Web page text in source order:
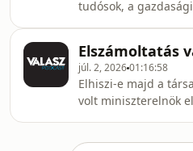
ezek a technológiák?
tudósok, a
mennyibe, ha nem?
Litkai Gergely
környezetgazdász,
Econometrics
igazgatója. A téma
cikkeivel
Elszámoltatás
júl. 2, 202601:16:58
Elhiszi-e majd a
volt miniszterelnök